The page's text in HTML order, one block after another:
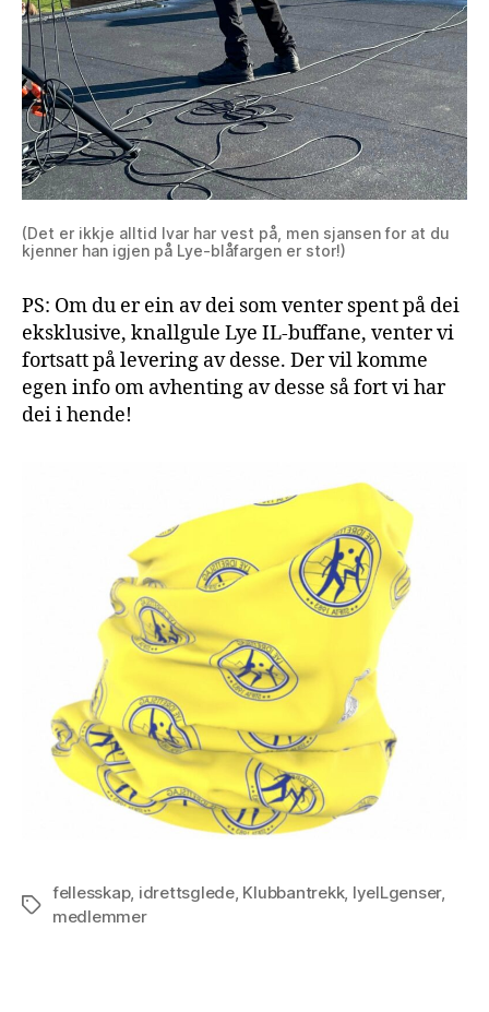
(Det er ikkje alltid Ivar har vest på, men sjansen for at du
kjenner han igjen på Lye-blåfargen er stor!)
PS: Om du er ein av dei som venter spent på dei
eksklusive, knallgule Lye IL-buffane, venter vi
fortsatt på levering av desse. Der vil komme
egen info om avhenting av desse så fort vi har
dei i hende!
Stikkord
fellesskap, idrettsglede, Klubbantrekk, lyeILgenser,
medlemmer